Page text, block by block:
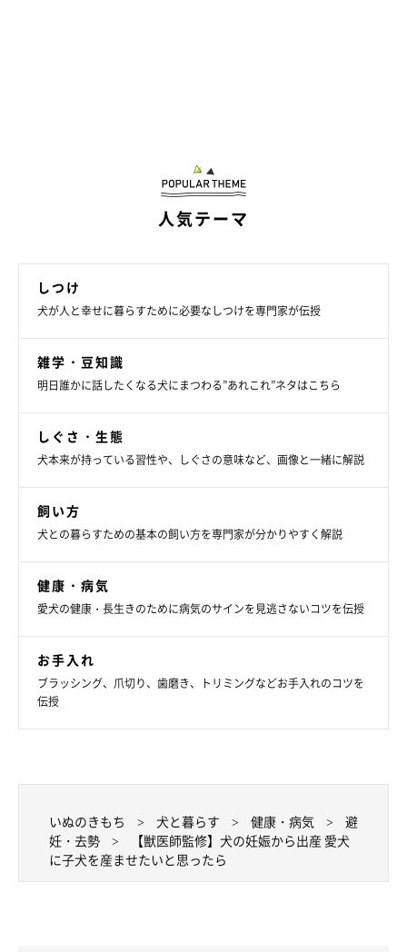
このような受診の費用に加え、出産時の難産の介助、帝王切開な
どの緊急手術、母犬や子犬たちが突然の体調不良を起こした際な
また、母犬は栄養を確保するために食事量が増えますが、子犬が
成長してくると離乳食など子犬の食事量も増えるので食費も多く
したり、混合ワクチン接種やマイクロチップの装着などで費用が
かかることも頭に入れておかなければなりません。
このように、犬の出産にはかかりつけの獣医師との連携が必要で
人気テーマ
しつけ
犬が人と幸せに暮らすために必要なしつけを専門家が伝授
雑学・豆知識
明日誰かに話したくなる犬にまつわる”あれこれ”ネタはこちら
しぐさ・生態
犬本来が持っている習性や、しぐさの意味など、画像と一緒に解説
飼い方
犬との暮らすための基本の飼い方を専門家が分かりやすく解説
健康・病気
愛犬の健康・長生きのために病気のサインを見逃さないコツを伝授
お手入れ
ブラッシング、爪切り、歯磨き、トリミングなどお手入れのコツを
伝授
いぬのきもち 犬と暮らす 健康・病気
避
妊・去勢
【獣医師監修】犬の妊娠から出産 愛犬
に子犬を産ませたいと思ったら